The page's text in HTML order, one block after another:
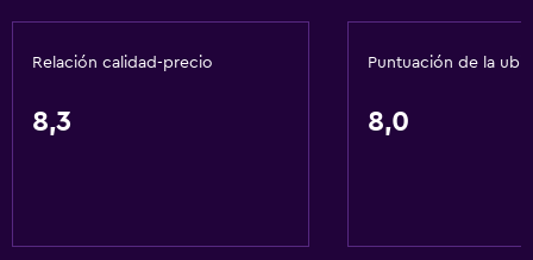
Relación calidad-precio
8,3
Puntuación de la
8,0